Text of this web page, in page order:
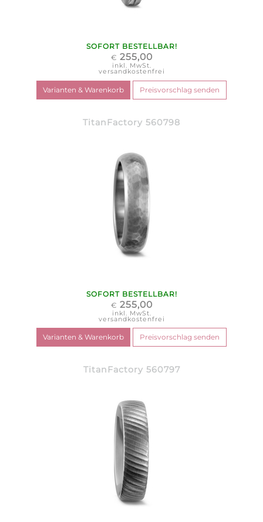
SOFORT BESTELLBAR!
€ 255,00
inkl. MwSt.
versandkostenfrei
TitanFactory 560798
SOFORT BESTELLBAR!
€ 255,00
inkl. MwSt.
versandkostenfrei
TitanFactory 560797